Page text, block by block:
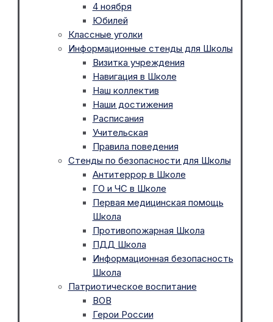
4 ноября
Юбилей
Классные уголки
Информационные стенды для Школы
Визитка учреждения
Навигация в Школе
Наш коллектив
Наши достижения
Расписания
Учительская
Правила поведения
Стенды по безопасности для Школы
Антитеррор в Школе
ГО и ЧС в Школе
Первая медицинская помощь
Школа
Противопожарная Школа
ПДД Школа
Информационная безопасность
Школа
Патриотическое воспитание
ВОВ
Герои России